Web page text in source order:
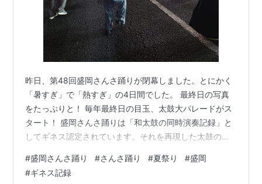
昨日、第48回盛岡さんさ踊りが閉幕しました。とにかく
「暑すぎ」で「熱すぎ」の4日間でした。 最終日の写真
をたっぷりと！ 毎年最終日の目玉、太鼓大パレードがス
タート！ 盛岡さんさ踊りは「和太鼓の同時演奏記録」と
してギネス認定されています。それを再現した太鼓のみ
統さんさ踊りの集団が続きます。 観覧はここまでにし
て、会場内の様々な場所へ行ってみました。 パレードが
#盛岡さんさ踊り #さんさ踊り #夏祭り #盛岡
#ギネス記録